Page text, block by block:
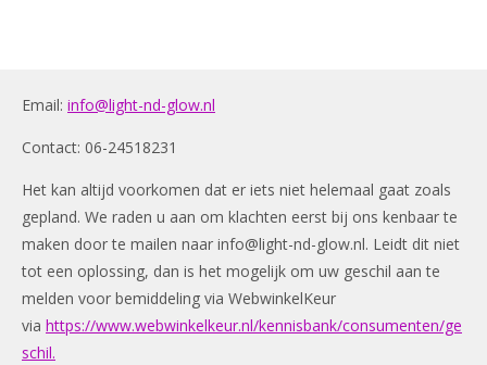
Email: info@light-nd-glow.nl
Contact: 06-24518231
Het kan altijd voorkomen dat er iets niet helemaal gaat zoals
gepland. We raden u aan om klachten eerst bij ons kenbaar te
maken door te mailen naar info@light-nd-glow.nl. Leidt dit niet
tot een oplossing, dan is het mogelijk om uw geschil aan te
melden voor bemiddeling via WebwinkelKeur
via https://www.webwinkelkeur.nl/kennisbank/consumenten/ge
schil.